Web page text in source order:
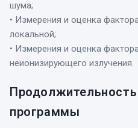
шума;
• Измерения и оценка
локальной;
• Измерения и оценка
неионизирующего излучения.
Продолжительность
программы